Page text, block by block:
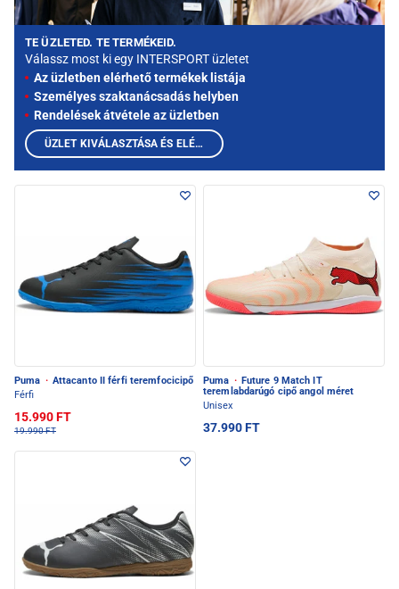
Puma · Attacanto II férfi teremfocicipő
Férfi
15.990 FT
19.990 FT
Puma · Future 9 Match IT
teremlabdarúgó cipő angol méret
Unisex
37.990 FT
TE ÜZLETED. TE TERMÉKEID.
Válassz most ki egy INTERSPORT üzletet
Az üzletben elérhető termékek listája
Személyes szaktanácsadás helyben
Rendelések átvétele az üzletben
ÜZLET KIVÁLASZTÁSA ÉS ELÉRHETŐ TERMÉKEK MEGTEKINTÉSE